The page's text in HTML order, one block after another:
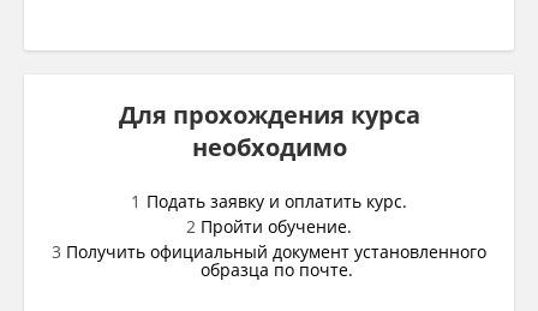
Для прохождения курса
необходимо
Подать заявку и оплатить курс.
Пройти обучение.
Получить официальный документ установленного
образца по почте.